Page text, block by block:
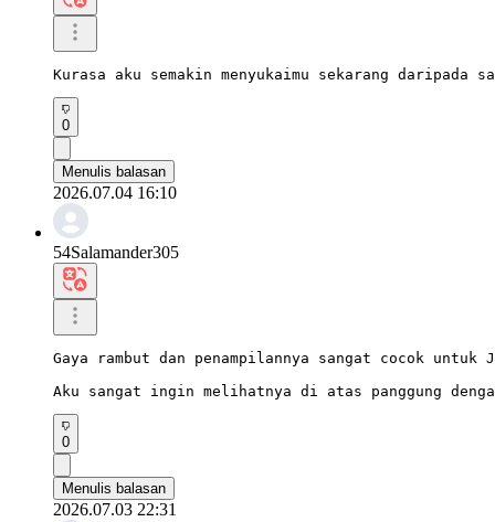
Kurasa aku semakin menyukaimu sekarang
0
Menulis balasan
2026.07.04 16:10
54Salamander305
Gaya rambut dan penampilannya sangat cocok
Aku sangat ingin melihatnya di atas panggung
0
Menulis balasan
2026.07.03 22:31